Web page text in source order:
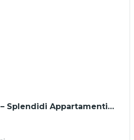
Splendidi Appartamenti